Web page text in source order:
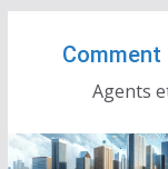
Comment
Agents